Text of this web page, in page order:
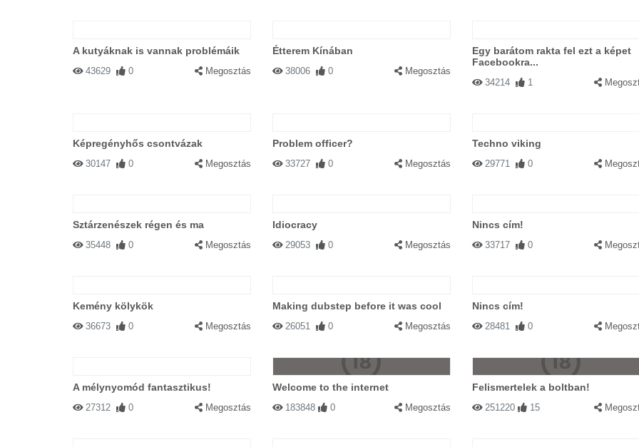
A kutyáknak is vannak problémáik
43629 0 Megosztás
Étterem Kínában
38006 0 Megosztás
Egy barátom rakta fel ezt a képet
Facebookra...
34214 1
Képregényhős csontvázak
30147 0 Megosztás
Problem officer?
33727 0 Megosztás
Techno viking
29771 0
Sztárzenészek régen és ma
35448 0 Megosztás
Idiocracy
29053 0 Megosztás
Nincs cím!
33717 0
Kemény kölykök
36673 0 Megosztás
Making dubstep before it was cool
26051 0 Megosztás
Nincs cím!
28481 0
A mélynyomód fantasztikus!
27312 0 Megosztás
Welcome to the internet
183848 0 Megosztás
Felismertelek a boltban!
251220 15